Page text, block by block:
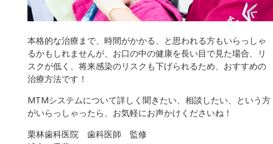
本格的な治療まで、時間がかかる、と思われる方もいらっしゃ
るかもしれませんが、お口の中の健康を長い目で見た場合、リ
スクが低く、将来感染のリスクも下げられるため、おすすめの
治療方法です！
MTMシステムについて詳しく聞きたい、相談したい、という方
がいらっしゃったら、お気軽にお声かけくださいね！
栗林歯科医院 歯科医師 監修